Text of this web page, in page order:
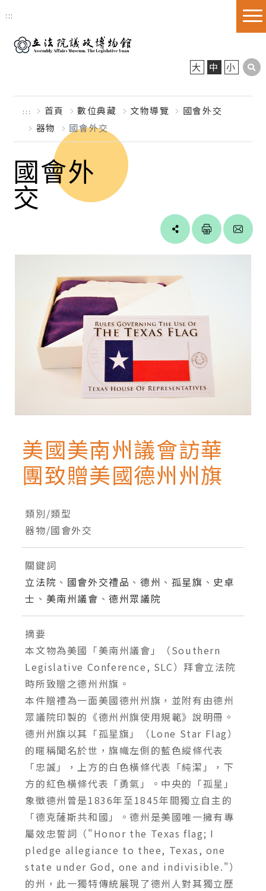
跳到主要內容區塊
:::
大 中 小
::: 首頁 數位典藏 文物導覽
國會外交
器物
國會外交
國會外
交
facebook
Line
twitter blogger
美國美南州議會訪華
團致贈美國德州州旗
類別/類型
器物/國會外交
關鍵詞
立法院 、 國會外交禮品 、德州 、 孤星旗 、 史卓
士 、 美南州議會 、德州眾議院
摘要
本文物為美國「美南州議會」（Southern
Legislative Conference, SLC）拜會立法院
時所致贈之德州州旗。
本件贈禮為一面美國德州州旗，並附有由德州
眾議院印製的《德州州旗使用規範》說明冊。
德州州旗以其「孤星旗」（Lone Star Flag）
的暱稱聞名於世，旗幟左側的藍色縱條代表
「忠誠」，上方的白色橫條代表「純潔」，下
方的紅色橫條代表「勇氣」。中央的「孤星」
象徵德州曾是1836年至1845年間獨立自主的
「德克薩斯共和國」。德州是美國唯一擁有專
屬效忠誓詞（"Honor the Texas flag; I
pledge allegiance to thee, Texas, one
state under God, one and indivisible."）
的州，此一獨特傳統展現了德州人對其獨立歷